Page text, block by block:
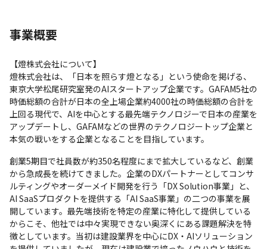
事業概要
【燈株式会社について】
燈株式会社は、「日本を照らす燈となる」という使命を掲げる、
東京大学松尾研究室発のAIスタートアップ企業です。GAFAM5社の
時価総額の合計が日本の全上場企業約4000社の時価総額の合計を
上回る現代で、AIを中心とする最先端テクノロジーで日本の産業を
アップデートし、GAFAMなどの世界のテクノロジートップ企業と
本気の戦いをする企業となることを目指しています。
創業5期目で社員数が約350名程度にまで拡大しているなど、創業
から急成長を続けてきました。企業のDXパートナーとしてコンサ
ルティングやオーダーメイド開発を行う「DX Solution事業」と、
AI SaaSプロダクトを提供する「AI SaaS事業」の二つの事業を展
開しています。最先端技術を特定の産業に特化して提供している
からこそ、他社では中々実現できない奥深くにある課題解決を特
徴としています。当初は建設業界を中心にDX・AIソリューション